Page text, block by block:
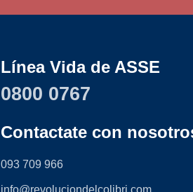
Línea Vida de ASSE
0800 0767
Contactate con
093 709 966
info@revoluciondelcolibri.com